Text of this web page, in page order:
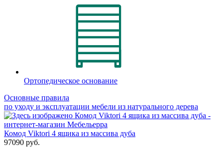
Ортопедическое основание
Основные правила
по уходу и эксплуатации мебели из натурального дерева
Комод Viktori 4 ящика из массива дуба
97090 руб.